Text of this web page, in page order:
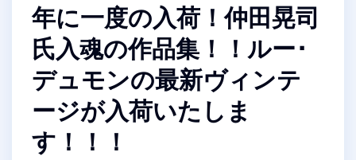
年に一度の入荷！仲田晃司
氏入魂の作品集！！ルー･
デュモンの最新ヴィンテ
ージが入荷いたしま
す！！！